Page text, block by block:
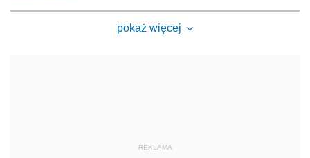
pokaż więcej
REKLAMA